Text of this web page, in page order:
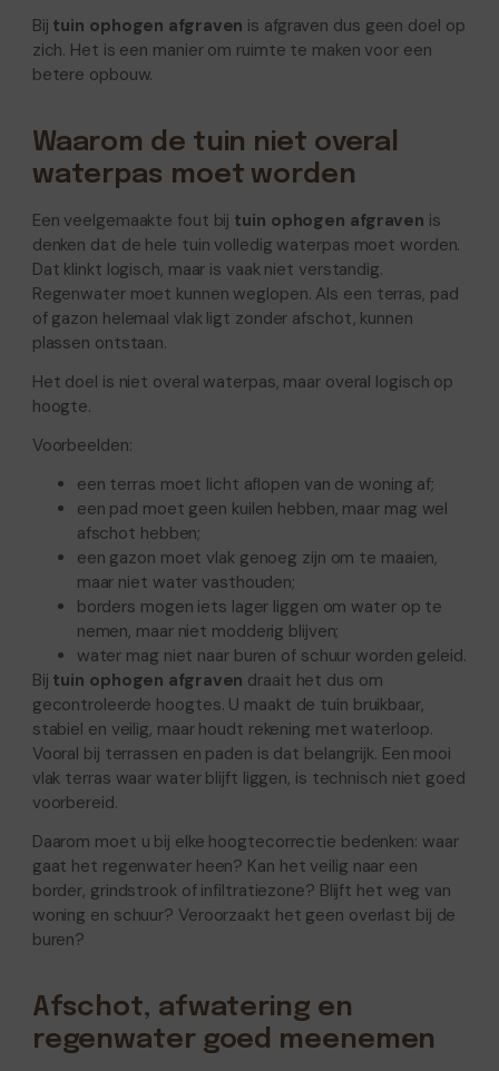
Bij tuin ophogen afgraven is afgraven dus geen doel op
zich. Het is een manier om ruimte te maken voor een
betere opbouw.
Waarom de tuin niet overal
waterpas moet worden
Een veelgemaakte fout bij tuin ophogen afgraven is
denken dat de hele tuin volledig waterpas moet worden.
Dat klinkt logisch, maar is vaak niet verstandig.
Regenwater moet kunnen weglopen. Als een terras, pad
of gazon helemaal vlak ligt zonder afschot, kunnen
plassen ontstaan.
Het doel is niet overal waterpas, maar overal logisch op
hoogte.
Voorbeelden:
een terras moet licht aflopen van de woning af;
een pad moet geen kuilen hebben, maar mag wel
afschot hebben;
een gazon moet vlak genoeg zijn om te maaien,
maar niet water vasthouden;
borders mogen iets lager liggen om water op te
nemen, maar niet modderig blijven;
water mag niet naar buren of schuur worden geleid.
Bij tuin ophogen afgraven draait het dus om
gecontroleerde hoogtes. U maakt de tuin bruikbaar,
stabiel en veilig, maar houdt rekening met waterloop.
Vooral bij terrassen en paden is dat belangrijk. Een mooi
vlak terras waar water blijft liggen, is technisch niet goed
voorbereid.
Daarom moet u bij elke hoogtecorrectie bedenken: waar
gaat het regenwater heen? Kan het veilig naar een
border, grindstrook of infiltratiezone? Blijft het weg van
woning en schuur? Veroorzaakt het geen overlast bij de
buren?
Afschot, afwatering en
regenwater goed meenemen